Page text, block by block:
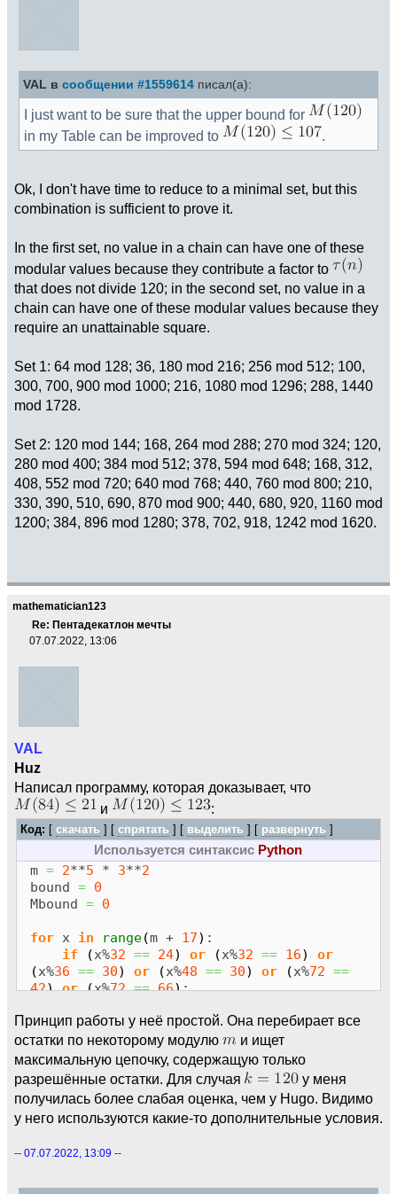
VAL в сообщении #1559614 писал(а):
I just want to be sure that the upper bound for
in my Table can be improved to
.
Ok, I don't have time to reduce to a minimal set, but this
combination is sufficient to prove it.
In the first set, no value in a chain can have one of these
modular values because they contribute a factor to
that does not divide 120; in the second set, no value in a
chain can have one of these modular values because they
require an unattainable square.
Set 1: 64 mod 128; 36, 180 mod 216; 256 mod 512; 100,
300, 700, 900 mod 1000; 216, 1080 mod 1296; 288, 1440
mod 1728.
Set 2: 120 mod 144; 168, 264 mod 288; 270 mod 324; 120,
280 mod 400; 384 mod 512; 378, 594 mod 648; 168, 312,
408, 552 mod 720; 640 mod 768; 440, 760 mod 800; 210,
330, 390, 510, 690, 870 mod 900; 440, 680, 920, 1160 mod
1200; 384, 896 mod 1280; 378, 702, 918, 1242 mod 1620.
mathematician123
Re: Пентадекатлон мечты
07.07.2022, 13:06
VAL
Huz
Написал программу, которая доказывает, что
и
:
Код: [скачать ] [спрятать ] [ выделить ] [ развернуть ]
Используется синтаксис Python
m= 2**5 * 3**2
bound= 0
Mbound= 0
for x in range(m + 17) :
if
(x%32 == 24) or (x%32 == 16)
or
(x%36 == 30) or (x%48 == 30) or (x%72 ==
42) or (x%72 == 66):
Mbound=bound
bound= 0
else:
bound +
1
print("M(84) <= ",Mbound)
bound= 0
Принцип работы у неё простой. Она перебирает все
остатки по некоторому модулю
и ищет
максимальную цепочку, содержащую только
разрешённые остатки. Для случая
у меня
получилась более слабая оценка, чем у Hugo. Видимо
у него используются какие-то дополнительные условия.
-- 07.07.2022, 13:09 --